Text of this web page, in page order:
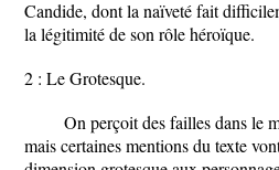
Candide, dont la naïveté fait
la légitimité de son rôle héroïque.
2 : Le Grotesque.
On perçoit des failles dans le
mais certaines mentions du texte